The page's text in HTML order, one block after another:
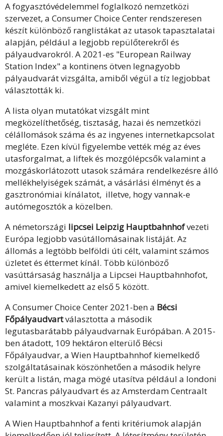
A fogyasztóvédelemmel foglalkozó nemzetközi
szervezet, a Consumer Choice Center rendszeresen
készít különböző ranglistákat az utasok tapasztalatai
alapján, például a legjobb repülőterekről és
pályaudvarokról. A 2021-es "European Railway
Station Index" a kontinens ötven legnagyobb
pályaudvarát vizsgálta, amiből végül a tíz legjobbat
választották ki.
A lista olyan mutatókat vizsgált mint
megközelíthetőség, tisztaság, hazai és nemzetközi
célállomások száma és az ingyenes internetkapcsolat
megléte. Ezen kívül figyelembe vették még az éves
utasforgalmat, a liftek és mozgólépcsők valamint a
mozgáskorlátozott utasok számára rendelkezésre álló
mellékhelyiségek számát, a vásárlási élményt és a
gasztronómiai kínálatot, illetve, hogy vannak-e
autómegosztók a közelben.
A németországi lipcsei Leipzig Hauptbahnhofvezeti
Európa legjobb vasútállomásainak listáját. Az
állomás a legtöbb belföldi úti célt, valamint számos
üzletet és éttermet kínál. Több különböző
vasúttársaság használja a Lipcsei Hauptbahnhofot,
amivel kiemelkedett az első 5 között.
A Consumer Choice Center 2021-ben a Bécsi
Főpályaudvartválasztotta a második
legutasbarátabb pályaudvarnak Európában. A 2015-
ben átadott, 109 hektáron elterülő Bécsi
Főpályaudvar, a Wien Hauptbahnhof kiemelkedő
szolgáltatásainak köszönhetően a második helyre
került a listán, maga mögé utasítva például a londoni
St. Pancras pályaudvart és az Amsterdam Centraalt
valamint a moszkvai Kazanyi pályaudvart.
A Wien Hauptbahnhof a fenti kritériumok alapján